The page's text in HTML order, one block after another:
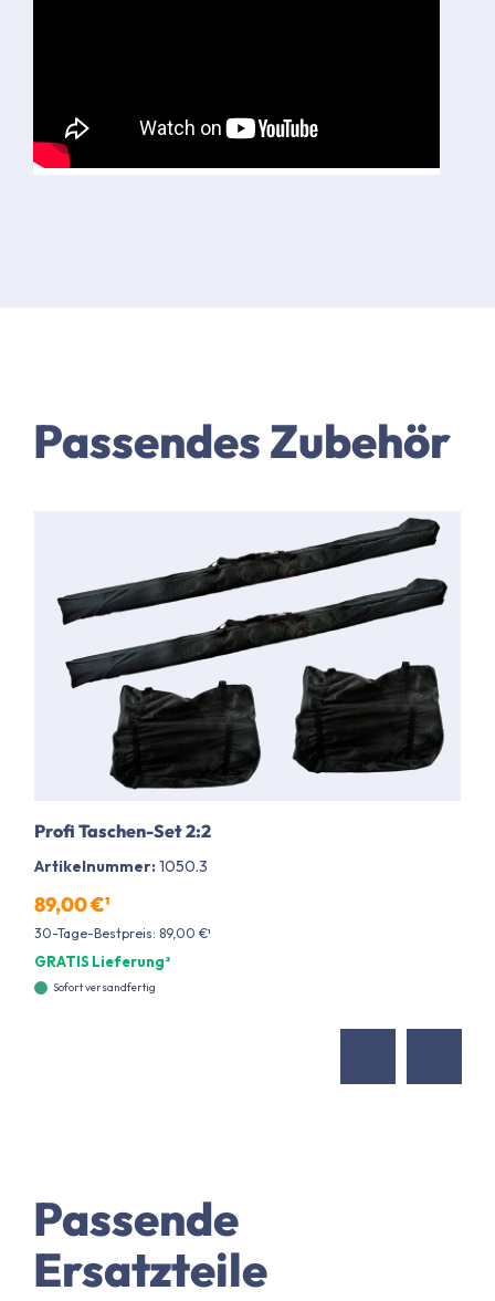
Passendes Zubehör
Profi Taschen-Set 2:2
Artikelnummer:1050.3
89,00 €¹
30-Tage-Bestpreis: 89,00 €¹
GRATIS Lieferung²
Sofort versandfertig
Passende
Ersatzteile